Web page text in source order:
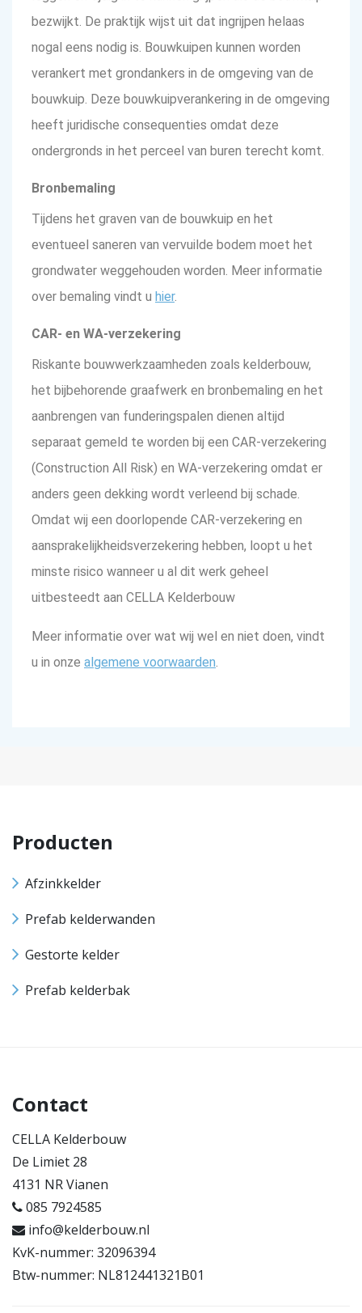
bezwijkt. De praktijk wijst uit dat ingrijpen helaas
nogal eens nodig is. Bouwkuipen kunnen worden
verankert met grondankers in de omgeving van de
bouwkuip. Deze bouwkuipverankering in de omgeving
heeft juridische consequenties omdat deze
ondergronds in het perceel van buren terecht komt.
Bronbemaling
Tijdens het graven van de bouwkuip en het
eventueel saneren van vervuilde bodem moet het
grondwater weggehouden worden. Meer informatie
over bemaling vindt u hier.
CAR- en WA-verzekering
Riskante bouwwerkzaamheden zoals kelderbouw,
het bijbehorende graafwerk en bronbemaling en het
aanbrengen van funderingspalen dienen altijd
separaat gemeld te worden bij een CAR-verzekering
(Construction All Risk) en WA-verzekering omdat er
anders geen dekking wordt verleend bij schade.
Omdat wij een doorlopende CAR-verzekering en
aansprakelijkheidsverzekering hebben, loopt u het
minste risico wanneer u al dit werk geheel
uitbesteedt aan CELLA Kelderbouw
Meer informatie over wat wij wel en niet doen, vindt
u in onze algemene voorwaarden.
Producten
Afzinkkelder
Prefab kelderwanden
Gestorte kelder
Prefab kelderbak
Contact
CELLA Kelderbouw
De Limiet 28
4131 NR Vianen
085 7924585
info@kelderbouw.nl
KvK-nummer: 32096394
Btw-nummer: NL812441321B01